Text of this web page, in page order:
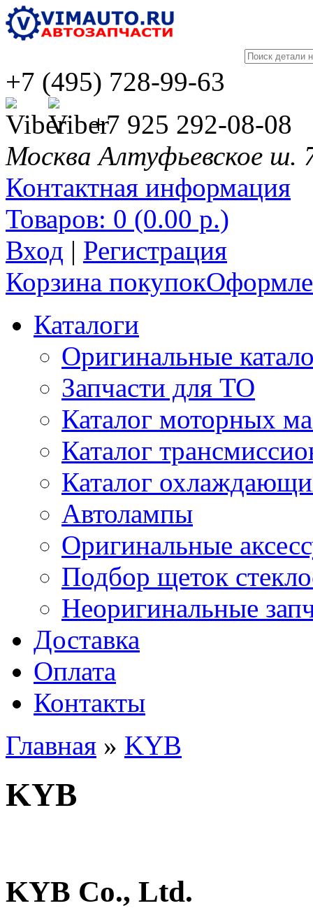
+7 (495) 728-99-63
+7 925 292-08-08
Москва Алтуфьевское ш.
Контактная информация
Товаров: 0 (0.00 р.)
Вход | Регистрация
Корзина покупок
Каталоги
Оригинальные
Запчасти для ТО
Каталог моторных
Каталог
Каталог
Автолампы
Оригинальные
Подбор щеток
Неоригинальные
Доставка
Оплата
Контакты
Главная » KYB
KYB
KYB Co., Ltd.